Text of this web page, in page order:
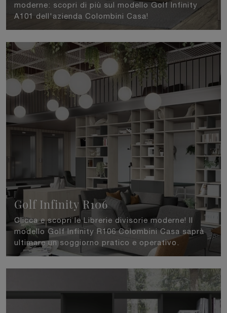
moderne: scopri di più sul modello Golf Infinity
A101 dell'azienda Colombini Casa!
Golf Infinity R106
Clicca e scopri le Librerie divisorie moderne! Il
modello Golf Infinity R106 Colombini Casa saprà
ultimare un soggiorno pratico e operativo.